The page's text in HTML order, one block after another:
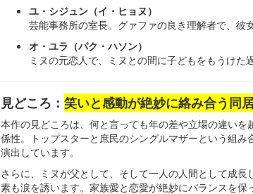
ユ・シジュン（イ・ヒョヌ）
芸能事務所の室長。グァファの良き理解者で、彼
オ・ユラ（パク・ハソン）
ミヌの元恋人で、ミヌとの間に子どもをもうけた
見どころ： 笑いと感動が絶妙に絡み合う同
本作の見どころは、何と言っても年の差や立場の違い
係性。トップスターと庶民のシングルマザーという組
演出しています。
さらに、ミヌが父として、そして一人の人間として成
素も涙を誘います。家族愛と恋愛が絶妙にバランスを保